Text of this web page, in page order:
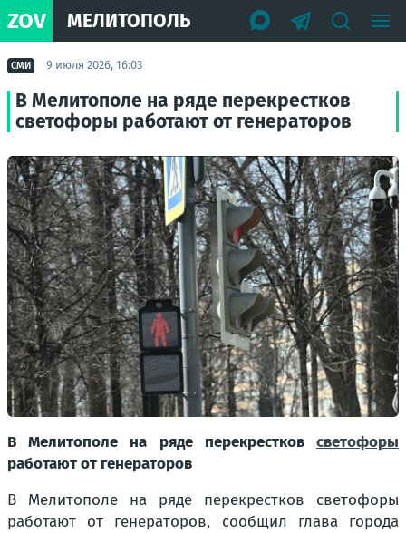
ZOV МЕЛИТОПОЛЬ
СМИ 9 июля 2026, 16:03
В Мелитополе на ряде перекрестков
светофоры работают от генераторов
В Мелитополе на ряде перекрестков светофоры
работают от генераторов
В Мелитополе на ряде перекрестков светофоры
работают от генераторов, сообщил глава города